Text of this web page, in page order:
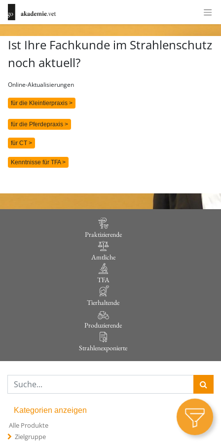
Ist Ihre Fachkunde im Strahlenschutz
noch aktuell?
Online-Aktualisierungen
für die Kleintierpraxis >
für die Pferdepraxis >
für CT >
Kenntnisse für TFA >
Praktizierende
Amtliche
TFA
Tierhaltende
Produzierende
Strahlenexponierte
Kategorien anzeigen
Alle Produkte
Zielgruppe